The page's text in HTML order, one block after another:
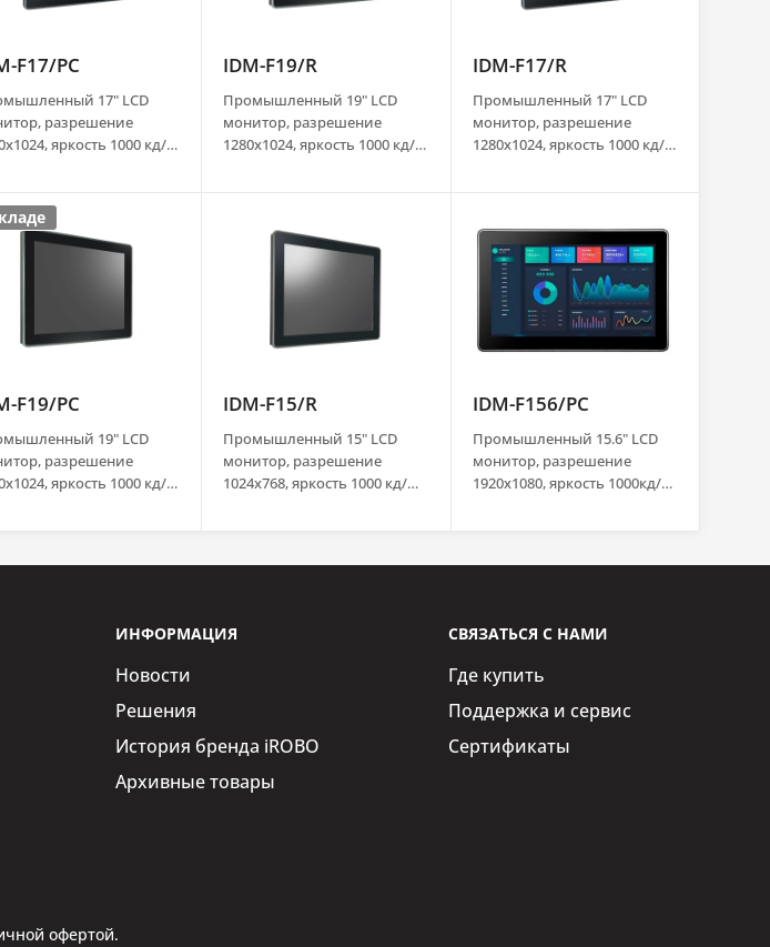
F17/PC
17" LCD
разрешение
яркость 1000 кд/
IP65, VGA, DVI, HDMI,
Port, аудио,
адаптер питания
IDM-F19/R
Промышленный 19" LCD
монитор, разрешение
1280x1024, яркость 1000 кд/
Display Port, аудио,
динамики, адаптер питания
IDM-F17/R
Промышленный 17" LCD
монитор, разрешение
1280x1024, яркость 1000 кд/
Display Port, аудио,
динамики, адаптер питания
AC DC
F19/PC
19" LCD
разрешение
яркость 1000 кд/
Port, аудио,
IDM-F15/R
Промышленный 15" LCD
монитор, разрешение
1024x768, яркость 1000 кд/
Display Port, аудио,
IDM-F156/PC
Промышленный 15.6" LCD
монитор, разрешение
1920x1080, яркость 1000кд/
USB, COM, питание 12-36В DC
ИНФОРМАЦИЯ
Новости
Решения
История бренда iROBO
Архивные товары
СВЯЗАТЬСЯ С НАМИ
Где купить
Поддержка и сервис
Сертификаты
офертой.